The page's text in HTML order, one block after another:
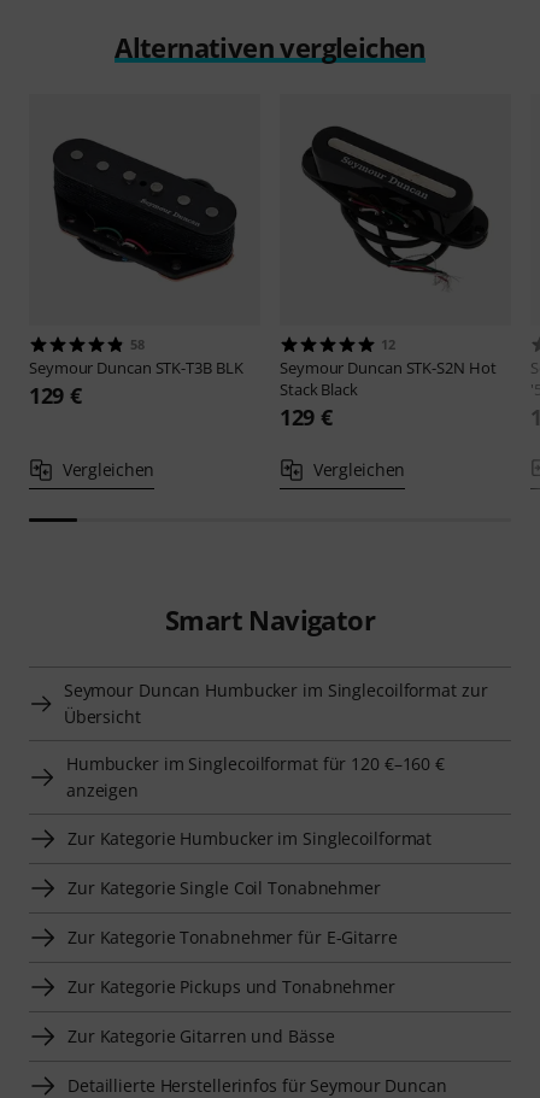
Alternativen vergleichen
58
Seymour Duncan STK-T3B BLK
129 €
Vergleichen
12
Seymour Duncan STK-S2N Hot
Stack Black
129 €
Vergleichen
Smart Navigator
Seymour Duncan Humbucker im Singlecoilformat zur
Übersicht
Humbucker im Singlecoilformat für 120 €–160 €
anzeigen
Zur Kategorie Humbucker im Singlecoilformat
Zur Kategorie Single Coil Tonabnehmer
Zur Kategorie Tonabnehmer für E-Gitarre
Zur Kategorie Pickups und Tonabnehmer
Zur Kategorie Gitarren und Bässe
Detaillierte Herstellerinfos für Seymour Duncan